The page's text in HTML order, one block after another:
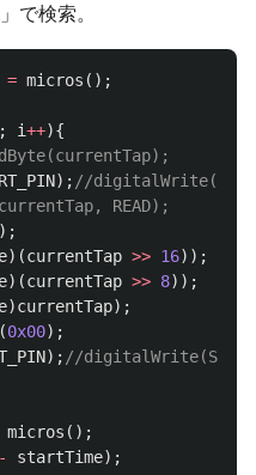
で検索。
= micros ();
; i++){
); //
READ);
);
)(currentTap >> 16));
)(currentTap >> 8));
)currentTap);
(0x00);
); //
micros ();
- startTime);